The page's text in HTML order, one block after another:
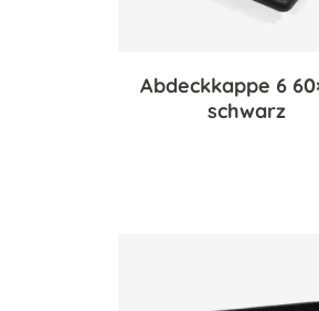
Abdeckkappe 6
schwarz